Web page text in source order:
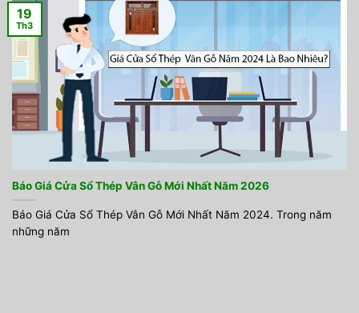
Báo Giá Cửa Sổ Thép Vân Gỗ Mới Nhất Năm 2026
Báo Giá Cửa Sổ Thép Vân Gỗ Mới Nhất Năm 2024. Trong năm
những năm
19
Th3